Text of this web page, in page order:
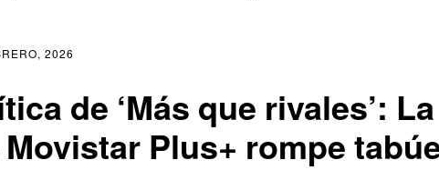
2026
de ‘Más que rivales’:
Plus+ rompe